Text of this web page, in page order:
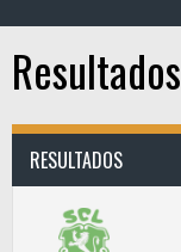
Resultados
RESULTADOS